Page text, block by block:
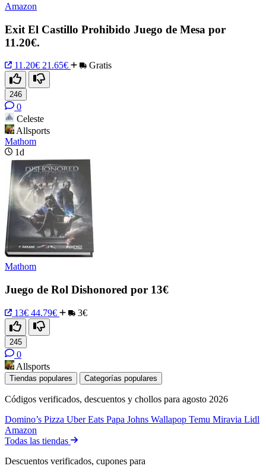
Amazon
Exit El Castillo Prohibido Juego de Mesa por
11.20€.
11.20€ 21.65€ Gratis
246
0
Celeste
Allsports
Mathom
1d
Mathom
Juego de Rol Dishonored por 13€
13€ 44.79€ 3€
245
0
Allsports
Tiendas populares Categorías populares
Códigos verificados, descuentos y chollos para agosto 2026
Domino’s Pizza Uber Eats Papa Johns Wallapop Temu Miravia Lidl
Amazon
Todas las tiendas
Descuentos verificados, cupones para